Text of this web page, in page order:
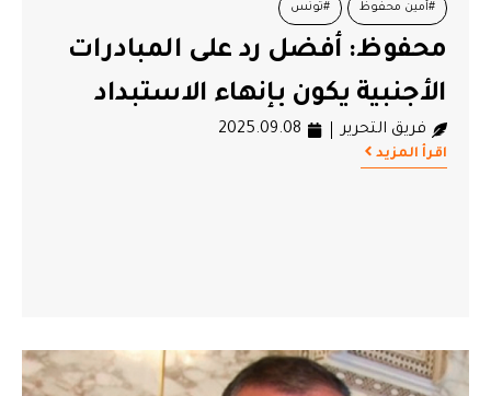
#أمين محفوظ #تونس
محفوظ: أفضل رد على المبادرات
الأجنبية يكون بإنهاء الاستبداد
فريق التحرير 2025.09.08
اقرأ المزيد